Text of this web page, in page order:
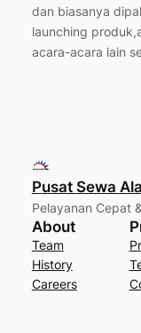
dan biasanya
launching
acara-acara lain
Pusat Sewa
Pelayanan Cepat
About
Team
History
Careers